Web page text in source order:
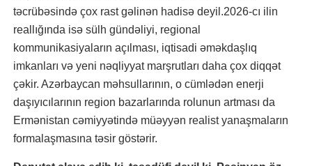
təcrübəsində çox rast gəlinən hadisə deyil.2026-cı ilin
reallığında isə sülh gündəliyi, regional
kommunikasiyaların açılması, iqtisadi əməkdaşlıq
imkanları və yeni nəqliyyat marşrutları daha çox diqqət
çəkir. Azərbaycan məhsullarının, o cümlədən enerji
daşıyıcılarının region bazarlarında rolunun artması da
Ermənistan cəmiyyətində müəyyən realist yanaşmaların
formalaşmasına təsir göstərir.